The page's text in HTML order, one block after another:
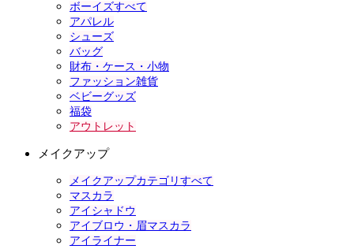
ボーイズすべて
アパレル
シューズ
バッグ
財布・ケース・小物
ファッション雑貨
ベビーグッズ
福袋
アウトレット
メイクアップ
メイクアップカテゴリすべて
マスカラ
アイシャドウ
アイブロウ・眉マスカラ
アイライナー